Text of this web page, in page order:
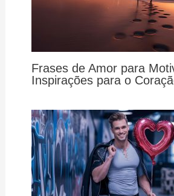
Frases de Amor para
Inspirações para o